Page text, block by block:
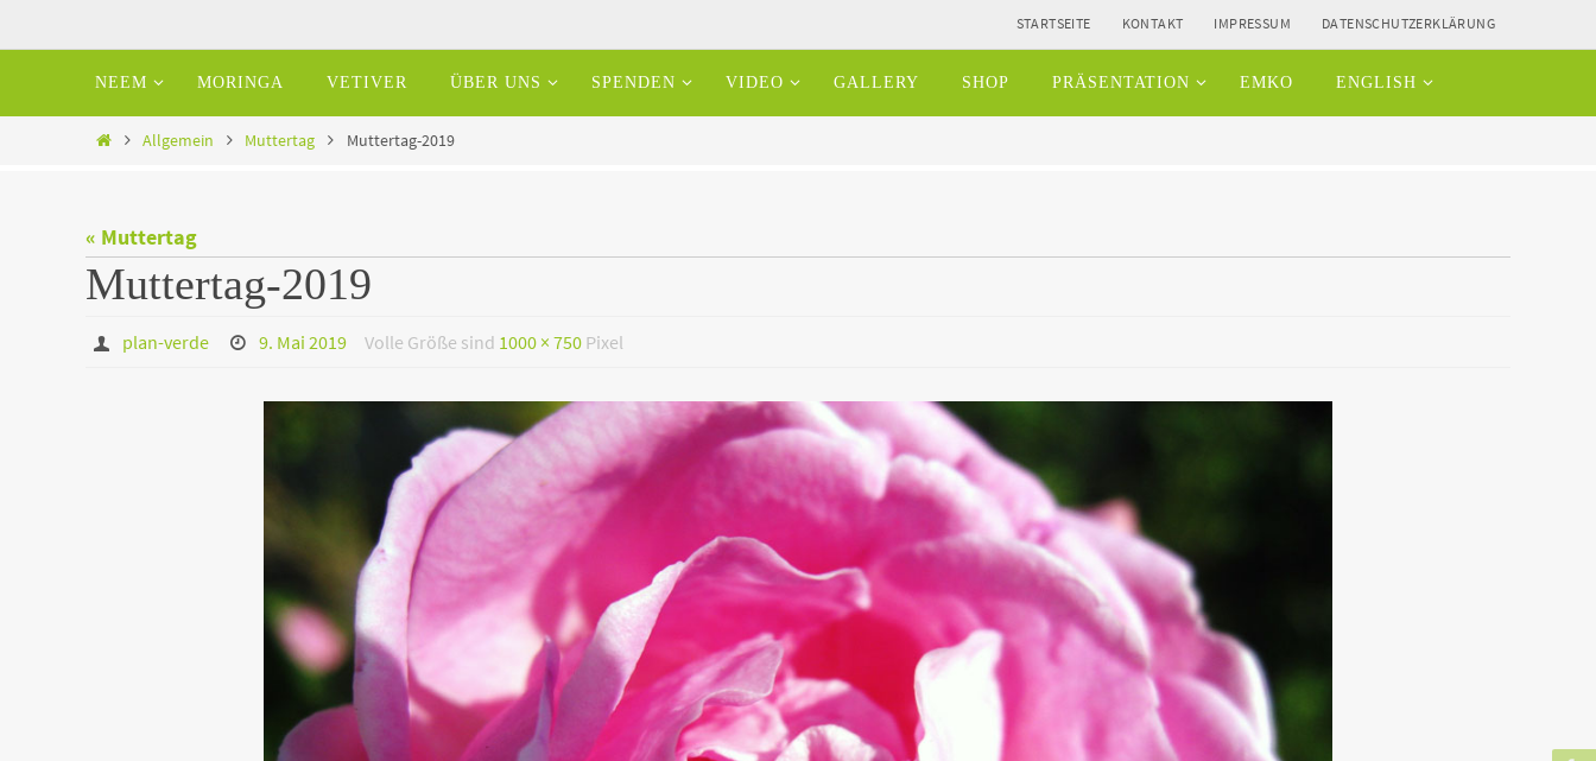
Inhalt
STARTSEITE KONTAKT IMPRESSUM DATENSCHUTZERKLÄRUNG
springen
NEEM MORINGA VETIVER ÜBER UNS SPENDEN VIDEO GALLERY SHOP PRÄSENTATION EMKO ENGLISH
HomeAllgemein Muttertag Muttertag-2019
« Muttertag
Muttertag-2019
plan-verde 9. Mai 2019 Volle Größe sind 1000 × 750 Pixel